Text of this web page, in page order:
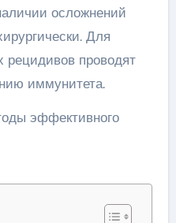
осложнений
Для
рецидивов проводят
иммунитета.